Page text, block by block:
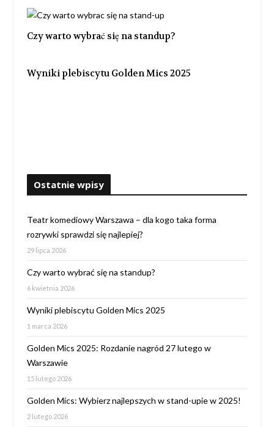
Czy warto wybrać się na standup?
Wyniki plebiscytu Golden Mics 2025
Ostatnie wpisy
Teatr komediowy Warszawa – dla kogo taka forma
rozrywki sprawdzi się najlepiej?
29 lipca 2026
Czy warto wybrać się na standup?
6 kwietnia 2026
Wyniki plebiscytu Golden Mics 2025
1 marca 2026
Golden Mics 2025: Rozdanie nagród 27 lutego w
Warszawie
15 lutego 2026
Golden Mics: Wybierz najlepszych w stand-upie w 2025!
2 lutego 2026